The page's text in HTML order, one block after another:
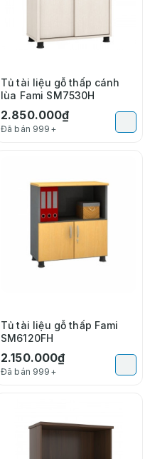
Tủ tài liệu gỗ thấp cánh
lùa Fami SM7530H
2.850.000₫
Đã bán 999+
Tủ tài liệu gỗ thấp Fami
SM6120FH
2.150.000₫
Đã bán 999+